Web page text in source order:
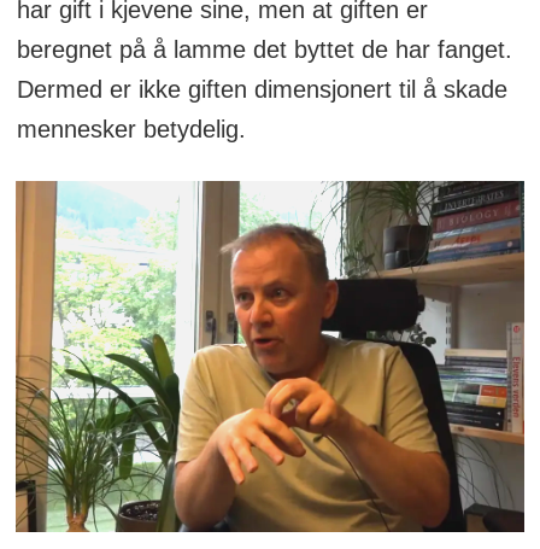
har gift i kjevene sine, men at giften er
beregnet på å lamme det byttet de har fanget.
Dermed er ikke giften dimensjonert til å skade
mennesker betydelig.